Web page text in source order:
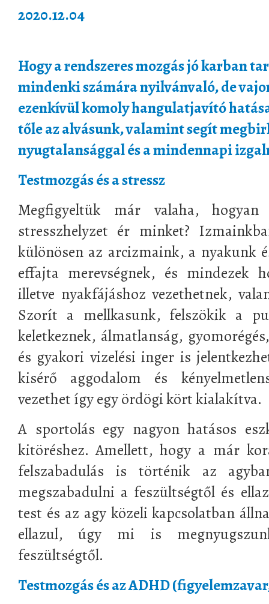
2020.12.04
Hogy a rendszeres mozgás jó karban
mindenki számára nyilvánvaló, de
ezenkívül komoly hangulatjavító
tőle az alvásunk, valamint segít
nyugtalansággal és a mindennapi
Testmozgás és a stressz
Megfigyeltük már valaha,
stresszhelyzet ér minket?
különösen az arcizmaink, a nyakunk
effajta merevségnek, és mindezek
illetve nyakfájáshoz vezethetnek,
Szorít a mellkasunk, felszökik a
keletkeznek, álmatlanság,
és gyakori vizelési inger is
kisérő aggodalom és
vezethet így egy ördögi kört kialakítva.
A sportolás egy nagyon hatásos
kitöréshez. Amellett, hogy a már
felszabadulás is történik az
megszabadulni a feszültségtől és
test és az agy közeli kapcsolatban
ellazul, úgy mi is
feszültségtől.
Testmozgás és az ADHD